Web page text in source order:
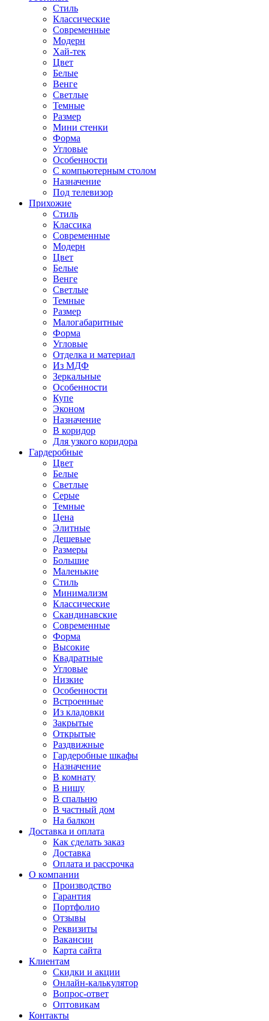
Стиль
Классические
Современные
Модерн
Хай-тек
Цвет
Белые
Венге
Светлые
Темные
Размер
Мини стенки
Форма
Угловые
Особенности
С компьютерным столом
Назначение
Под телевизор
Прихожие
Стиль
Классика
Современные
Модерн
Цвет
Белые
Венге
Светлые
Темные
Размер
Малогабаритные
Форма
Угловые
Отделка и материал
Из МДФ
Зеркальные
Особенности
Купе
Эконом
Назначение
В коридор
Для узкого коридора
Гардеробные
Цвет
Белые
Светлые
Серые
Темные
Цена
Элитные
Дешевые
Размеры
Большие
Маленькие
Стиль
Минимализм
Классические
Скандинавские
Современные
Форма
Высокие
Квадратные
Угловые
Низкие
Особенности
Встроенные
Из кладовки
Закрытые
Открытые
Раздвижные
Гардеробные шкафы
Назначение
В комнату
В нишу
В спальню
В частный дом
На балкон
Доставка и оплата
Как сделать заказ
Доставка
Оплата и рассрочка
О компании
Производство
Гарантия
Портфолио
Отзывы
Реквизиты
Вакансии
Карта сайта
Клиентам
Скидки и акции
Онлайн-калькулятор
Вопрос-ответ
Оптовикам
Контакты